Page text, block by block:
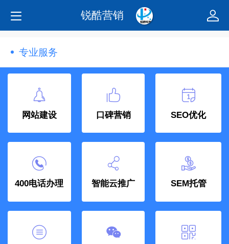
锐酷营销
专业服务
网站建设 口碑营销 SEO优化
400电话办理 智能云推广 SEM托管